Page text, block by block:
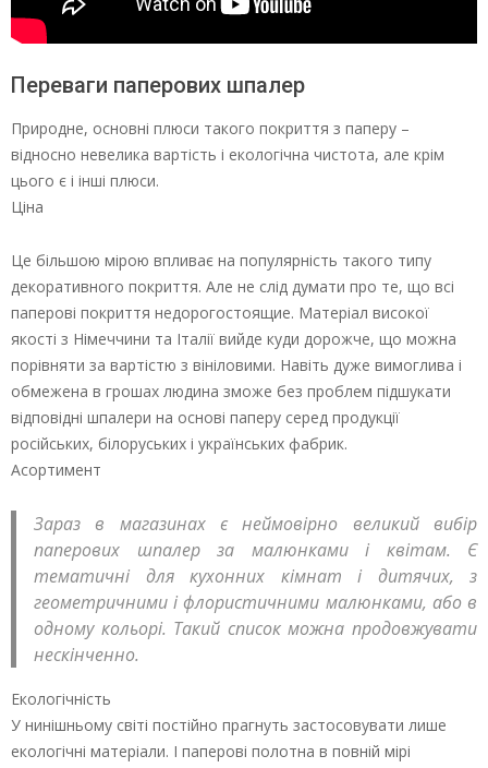
Переваги паперових шпалер
Природне, основні плюси такого покриття з паперу –
відносно невелика вартість і екологічна чистота, але крім
цього є і інші плюси.
Ціна
Це більшою мірою впливає на популярність такого типу
декоративного покриття. Але не слід думати про те, що всі
паперові покриття недорогостоящие. Матеріал високої
якості з Німеччини та Італії вийде куди дорожче, що можна
порівняти за вартістю з вініловими. Навіть дуже вимоглива і
обмежена в грошах людина зможе без проблем підшукати
відповідні шпалери на основі паперу серед продукції
російських, білоруських і українських фабрик.
Асортимент
Зараз в магазинах є неймовірно великий вибір
паперових шпалер за малюнками і квітам. Є
тематичні для кухонних кімнат і дитячих, з
геометричними і флористичними малюнками, або в
одному кольорі. Такий список можна продовжувати
нескінченно.
Екологічність
У нинішньому світі постійно прагнуть застосовувати лише
екологічні матеріали. І паперові полотна в повній мірі